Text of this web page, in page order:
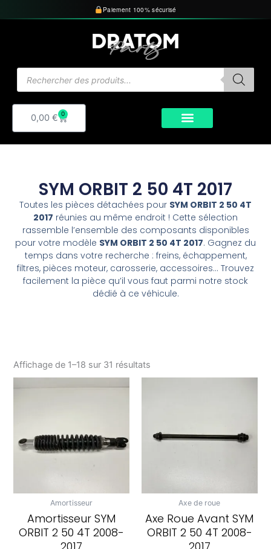
au
Paiement 100% sécurisé
de
0,00 € 0
Panier
SYM ORBIT 2 50 4T 2017
Toutes les pièces détachées pour SYM ORBIT 2 50 4T
2017 réunies au même endroit ! Cette sélection
rassemble l’ensemble des composants disponibles
pour votre modèle SYM ORBIT 2 50 4T 2017. Gagnez du
temps dans votre recherche : freins, échappement,
filtres, pièces moteur, carosserie, accessoires… Trouvez
facilement la pièce qu’il vous faut parmi notre stock
dédié à ce véhicule.
Affichage de 1–18 sur 31 résultats
Amortisseur
Amortisseur SYM
ORBIT 2 50 4T 2008-
Axe de roue
Axe Roue Avant SYM
ORBIT 2 50 4T 2008-